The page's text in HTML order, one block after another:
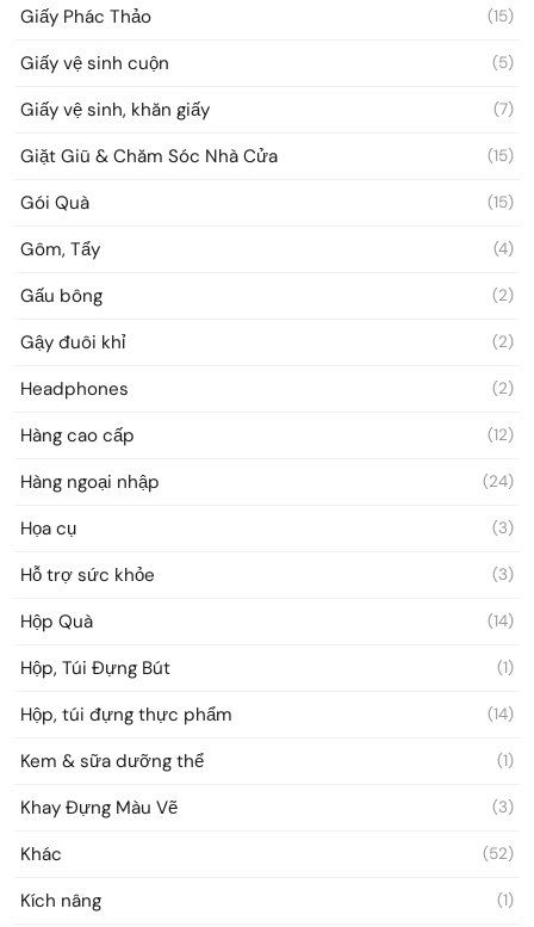
Giấy Phác Thảo (15)
Giấy vệ sinh cuộn (5)
Giấy vệ sinh, khăn giấy (7)
Giặt Giũ & Chăm Sóc Nhà Cửa (15)
Gói Quà (15)
Gôm, Tẩy (4)
Gấu bông (2)
Gậy đuôi khỉ (2)
Headphones (2)
Hàng cao cấp (12)
Hàng ngoại nhập (24)
Họa cụ (3)
Hỗ trợ sức khỏe (3)
Hộp Quà (14)
Hộp, Túi Đựng Bút (1)
Hộp, túi đựng thực phẩm (14)
Kem & sữa dưỡng thể (1)
Khay Đựng Màu Vẽ (3)
Khác (52)
Kích nâng (1)